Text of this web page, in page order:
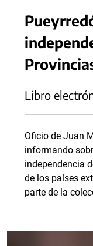
Libro
Oficio de Juan
informando
independencia
de los países
parte de la